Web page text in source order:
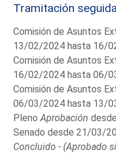
Tramitación
Comisión de Asuntos
13/02/2024 hasta 16/
Comisión de Asuntos
16/02/2024 hasta 06/
Comisión de Asuntos
06/03/2024 hasta 13/
PlenoAprobación
Senado desde 21/03/
Concluido - (Aprobado